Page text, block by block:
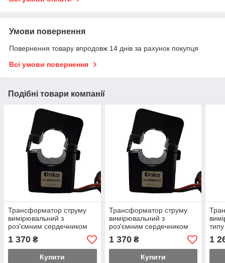
Умови повернення
Повернення товару впродовж 14 днів за рахунок покупця
Всі умови повернення
Подібні товари компанії
Трансформатор струму
вимірювальний з
роз'ємним сердечником
1 370 ₴
Купити
Трансформатор струму
вимірювальний з
роз'ємним сердечником
1 370₴
Купити
1